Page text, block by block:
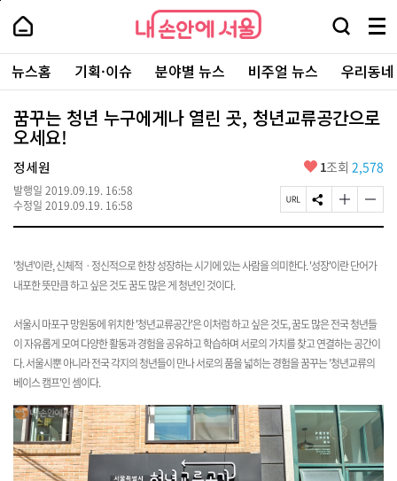
본
로
가
내
손
안
에
서
울
-
서
울
시
대
표
소
통
포
내
손
에
울
검
창
열
기
메
뉴
전
체
보
기
주
요
서
뉴스홈 기획·이슈 분야별 뉴스 비주얼 뉴스 우리동
꿈꾸는 청년 누구에게나 열린 곳, 청년교류공간으로
오세요!
정세원
발행일 2019.09.19. 16:58
수정일 2019.09.19. 16:58
좋
요
1조회 2,578
페
이
R
S
N
유
글
자
크
하
기
글
자
작
하
기
'청년'이란, 신체적ㆍ정신적으로 한창 성장하는 시기에 있는 사람을 의미한다. '성장'이란 단어가
내포한 뜻만큼 하고 싶은 것도 꿈도 많은 게 청년인 것이다.
서울시 마포구 망원동에 위치한 '청년교류공간'은 이처럼 하고 싶은 것도, 꿈도 많은 전국 청년들
이 자유롭게 모여 다양한 활동과 경험을 공유하고 학습하며 서로의 가치를 찾고 연결하는 공간이
다. 서울시뿐 아니라 전국 각지의 청년들이 만나 서로의 품을 넓히는 경험을 꿈꾸는 '청년교류의
베이스 캠프'인 셈이다.
페
상
단
로